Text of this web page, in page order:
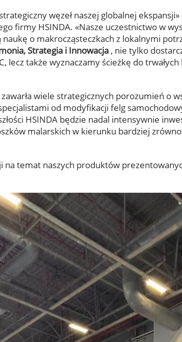
węzeł naszej globalnej
firmy HSINDA. «Nasze uczestnictwo w
naukę o makrocząsteczkach z lokalnymi
Strategia i Innowacja , nie tylko
lecz także wyznaczamy ścieżkę do
wiele strategicznych porozumień o
od modyfikacji felg
HSINDA będzie nadal intensywnie
malarskich w kierunku bardziej
na temat naszych produktów